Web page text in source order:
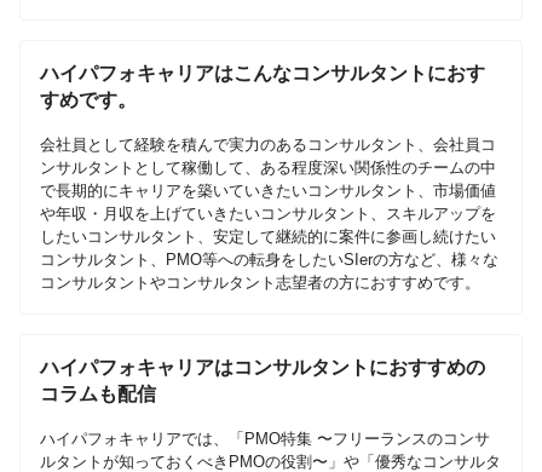
ハイパフォキャリアはこんなコンサルタントにおす
すめです。
会社員として経験を積んで実力のあるコンサルタント、会社員コ
ンサルタントとして稼働して、ある程度深い関係性のチームの中
で長期的にキャリアを築いていきたいコンサルタント、市場価値
や年収・月収を上げていきたいコンサルタント、スキルアップを
したいコンサルタント、安定して継続的に案件に参画し続けたい
コンサルタント、PMO等への転身をしたいSIerの方など、様々な
コンサルタントやコンサルタント志望者の方におすすめです。
ハイパフォキャリアはコンサルタントにおすすめの
コラムも配信
ハイパフォキャリアでは、「PMO特集 〜フリーランスのコンサ
ルタントが知っておくべきPMOの役割〜」や「優秀なコンサルタ